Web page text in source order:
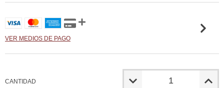
VER MEDIOS DE PAGO
CANTIDAD